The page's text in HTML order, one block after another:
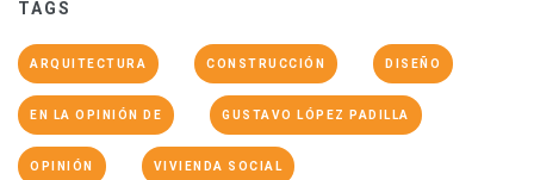
TAGS
ARQUITECTURA CONSTRUCCIÓN DISEÑO
EN LA OPINIÓN DE GUSTAVO LÓPEZ PADILLA
OPINIÓN VIVIENDA SOCIAL